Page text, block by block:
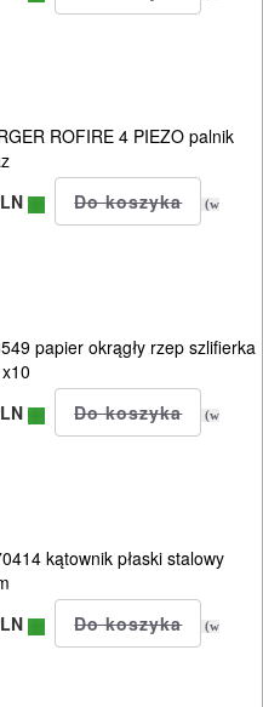
ROFIRE 4 PIEZO palnik
(w
papier okrągły rzep szlifierka
(w
kątownik płaski stalowy
(w